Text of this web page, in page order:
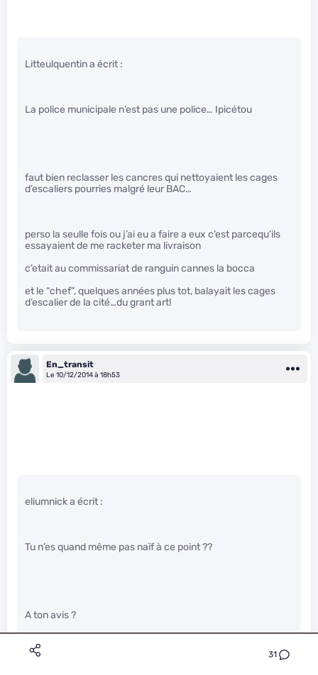
31
Litteulquentin a écrit :
La police municipale n’est pas une police… Ipicétou
faut bien reclasser les cancres qui nettoyaient les cages
d’escaliers pourries malgré leur BAC…
perso la seulle fois ou j’ai eu a faire a eux c’est parcequ’ils
essayaient de me racketer ma livraison
c’etait au commissariat de ranguin cannes la bocca
et le “chef”, quelques années plus tot, balayait les cages
d’escalier de la cité…du grant art!
En_transit
Le 10/12/2014 à 18h53
eliumnick a écrit :
Tu n’es quand même pas naïf à ce point ??
A ton avis ?